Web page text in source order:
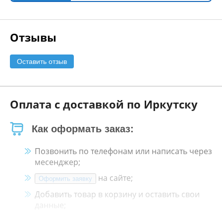
Отзывы
Оставить отзыв
Оплата с доставкой по Иркутску
Как оформать заказ:
Позвонить по телефонам или написать через
месенджер;
Оформить заявку
на сайте;
Добавить товар в корзину и оставить свои
данные;